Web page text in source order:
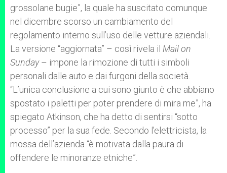
grossolane bugie”, la quale ha suscitato comunque
nel dicembre scorso un cambiamento del
regolamento interno sull’uso delle vetture aziendali.
La versione “aggiornata” – così rivela il Mail on
Sunday– impone la rimozione di tutti i simboli
personali dalle auto e dai furgoni della società.
“L’unica conclusione a cui sono giunto è che abbiano
spostato i paletti per poter prendere di mira me”, ha
spiegato Atkinson, che ha detto di sentirsi “sotto
processo” per la sua fede. Secondo l’elettricista, la
mossa dell’azienda “è motivata dalla paura di
offendere le minoranze etniche”.